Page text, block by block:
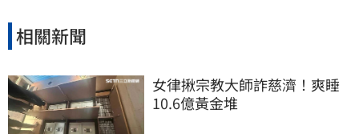
相關新聞
女律揪宗教大師詐慈濟！爽睡
10.6億黃金堆